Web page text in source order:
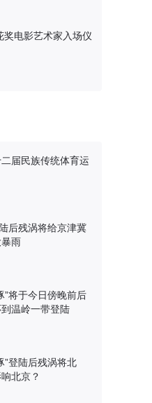
电影艺术家入场仪
届民族传统体育运
后残涡将给京津冀
雨
”将于今日傍晚前后
温岭一带登陆
”登陆后残涡将北
北京？